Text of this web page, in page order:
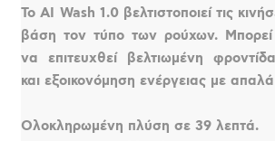
Το AI Wash 1.0 βελτιστοποιεί τις
βάση τον τύπο των ρούχων.
να επιτευχθεί βελτιωμένη
και εξοικονόμηση ενέργειας με
Ολοκληρωμένη πλύση σε 39 λεπτά.